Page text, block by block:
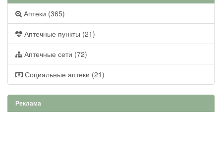
Аптеки (365)
Аптечные пункты (21)
Аптечные сети (72)
Социальные аптеки (21)
Реклама